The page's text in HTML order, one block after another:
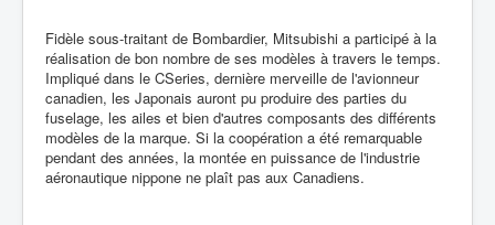
Fidèle sous-traitant de Bombardier, Mitsubishi a participé à la
réalisation de bon nombre de ses modèles à travers le temps.
Impliqué dans le CSeries, dernière merveille de l'avionneur
canadien, les Japonais auront pu produire des parties du
fuselage, les ailes et bien d'autres composants des différents
modèles de la marque. Si la coopération a été remarquable
pendant des années, la montée en puissance de l'industrie
aéronautique nippone ne plaît pas aux Canadiens.